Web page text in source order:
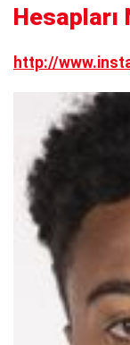
Hesapları
http://